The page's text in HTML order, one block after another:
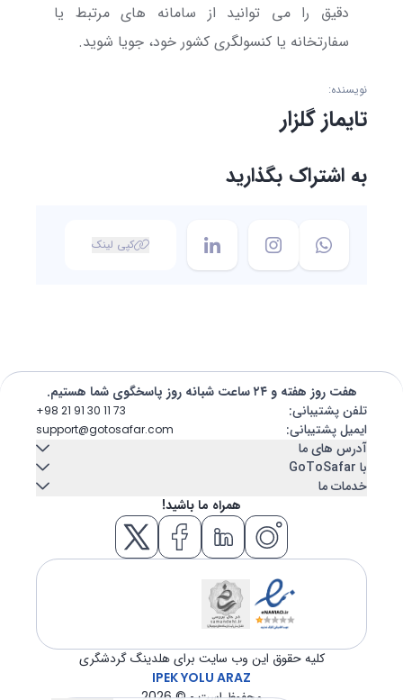
دقیق را می توانید از سامانه های مرتبط یا
سفارتخانه یا کنسولگری کشور خود، جویا شوید.
نویسنده:
تایماز گلزار
به اشتراک بگذارید
کپی لینک
هفت روز هفته و ۲۴ ساعت شبانه روز پاسخگوی شما هستیم.
تلفن پشتیبانی:
+98 21 91 30 11 73
ایمیل پشتیبانی:
support@gotosafar.com
آدرس های ما
تهران، ایران
میرداماد, خیابان شاه نظری, خیابان ابن سینا پلاک 7
خیابان امام - مجتمع تجاری عتیق - بلوک A - طبقه دوم واحد 12
GÜNEY MAH. GAZİLER CAD. No:292 Tempo iş merkezi Kat:5 İç
با GoToSafar
درباره ما
سوالات متداول
خدمات ما
کشتی کروز
بلیط هواپیما
همراه ما باشید!
کلیه حقوق این وب سایت برای هلدینگ گردشگری
IPEK YOLU ARAZ